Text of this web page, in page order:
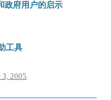
政府用户的启示
工具
3, 2005.